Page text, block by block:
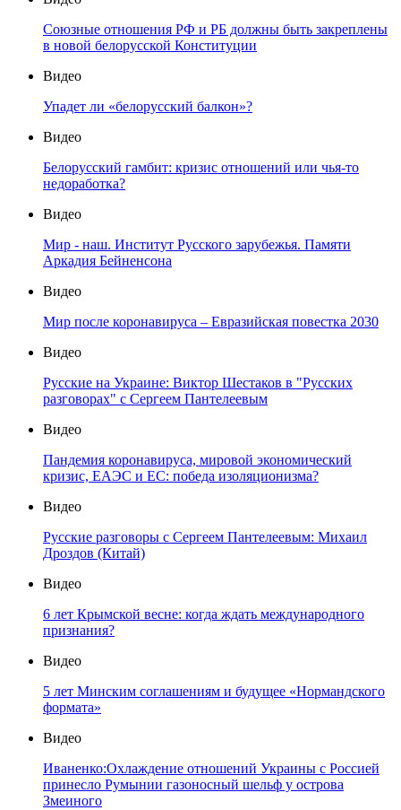
Союзные отношения РФ и РБ должны быть закреплены
в новой белорусской Конституции
Видео
Упадет ли «белорусский балкон»?
Видео
Белорусский гамбит: кризис отношений или чья-то
недоработка?
Видео
Мир - наш. Институт Русского зарубежья. Памяти
Аркадия Бейненсона
Видео
Мир после коронавируса – Евразийская повестка 2030
Видео
Русские на Украине: Виктор Шестаков в "Русских
разговорах" с Сергеем Пантелеевым
Видео
Пандемия коронавируса, мировой экономический
кризис, ЕАЭС и ЕС: победа изоляционизма?
Видео
Русские разговоры с Сергеем Пантелеевым: Михаил
Дроздов (Китай)
Видео
6 лет Крымской весне: когда ждать международного
признания?
Видео
5 лет Минским соглашениям и будущее «Нормандского
формата»
Видео
Иваненко:Охлаждение отношений Украины с Россией
принесло Румынии газоносный шельф у острова
Змеиного